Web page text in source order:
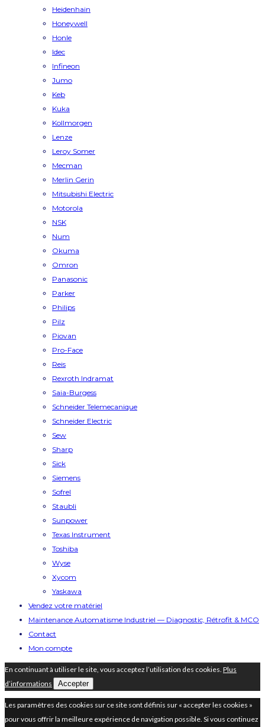
Heidenhain
Honeywell
Honle
Idec
Infineon
Jumo
Keb
Kuka
Kollmorgen
Lenze
Leroy Somer
Mecman
Merlin Gerin
Mitsubishi Electric
Motorola
NSK
Num
Okuma
Omron
Panasonic
Parker
Philips
Pilz
Piovan
Pro-Face
Reis
Rexroth Indramat
Saia-Burgess
Schneider Telemecanique
Schneider Electric
Sew
Sharp
Sick
Siemens
Sofrel
Staubli
Sunpower
Texas Instrument
Toshiba
Wyse
Xycom
Yaskawa
Vendez votre matériel
Maintenance Automatisme Industriel — Diagnostic, Rétrofit & MCO
Contact
Mon compte
En continuant à utiliser le site, vous acceptez l’utilisation des cookies. Plus
d’informations
Accepter
Les paramètres des cookies sur ce site sont définis sur « accepter les cookies »
pour vous offrir la meilleure expérience de navigation possible. Si vous continuez